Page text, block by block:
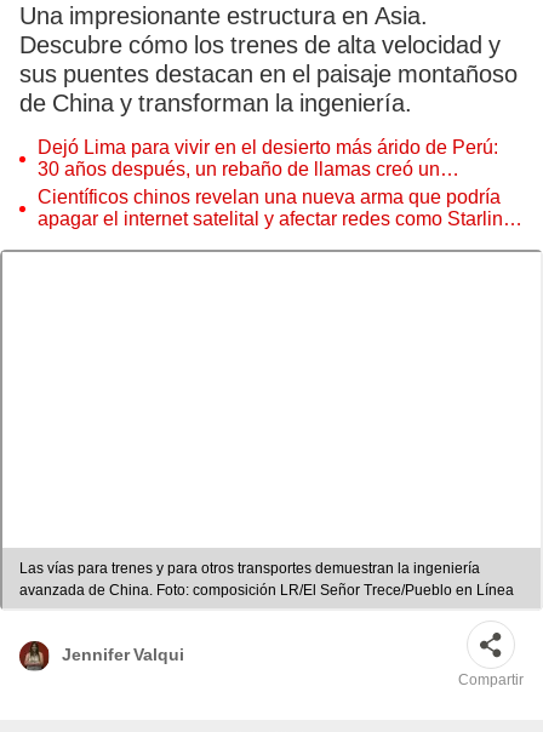
Una impresionante estructura en Asia.
Descubre cómo los trenes de alta velocidad y
sus puentes destacan en el paisaje montañoso
de China y transforman la ingeniería.
Dejó Lima para vivir en el desierto más árido de Perú:
30 años después, un rebaño de llamas creó un
sorprendente ecosistema
Científicos chinos revelan una nueva arma que podría
apagar el internet satelital y afectar redes como Starlink
Las vías para trenes y para otros transportes demuestran la ingeniería
avanzada de China. Foto: composición LR/El Señor Trece/Pueblo en Línea
Jennifer Valqui
Compartir